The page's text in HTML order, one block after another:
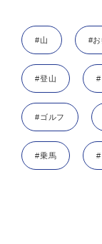
#山 #お
#登山
#ゴルフ
#乗馬